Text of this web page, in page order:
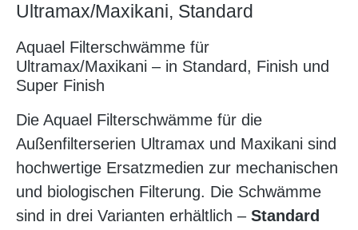
Ultramax/Maxikani, Standard
Aquael Filterschwämme für
Ultramax/Maxikani – in Standard, Finish und
Super Finish
Die Aquael Filterschwämme für die
Außenfilterserien Ultramax und Maxikani sind
hochwertige Ersatzmedien zur mechanischen
und biologischen Filterung. Die Schwämme
sind in drei Varianten erhältlich – Standard